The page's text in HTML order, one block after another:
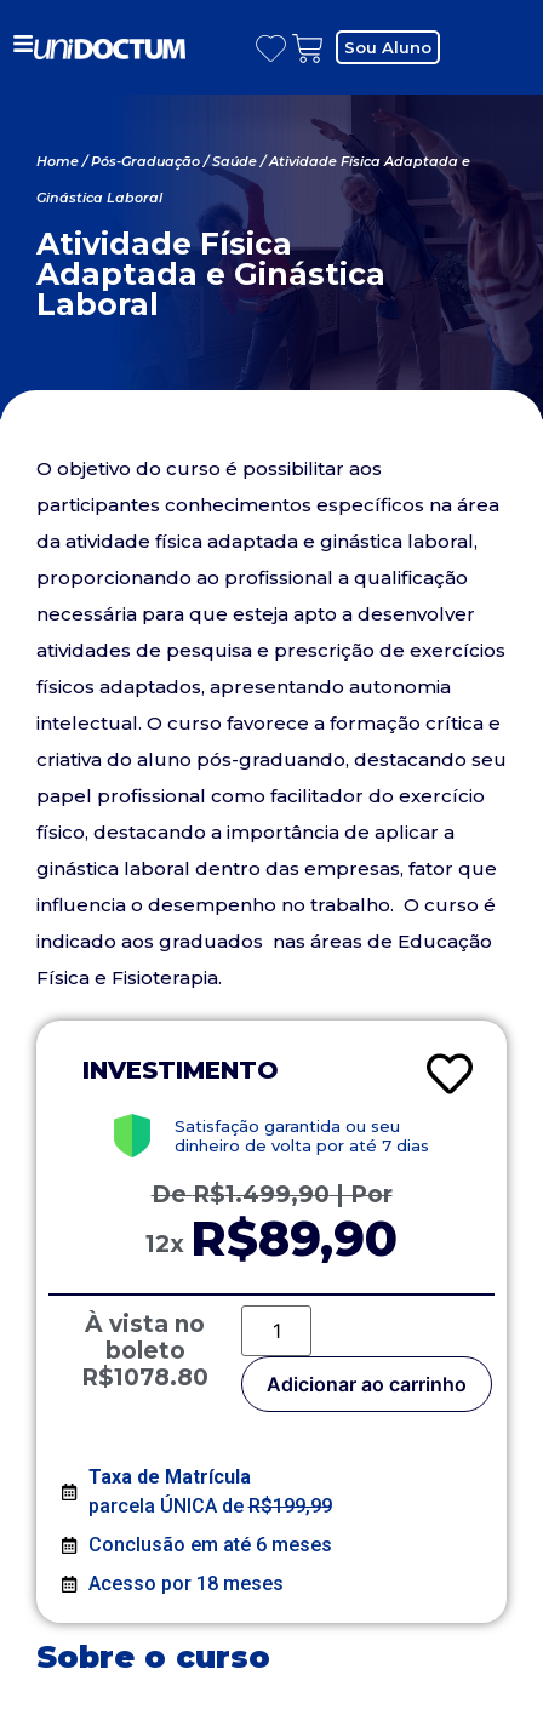
Sou Aluno
Home/Pós-Graduação/Saúde/ Atividade Física Adaptada e
Ginástica Laboral
Atividade Física
Adaptada e Ginástica
Laboral
O objetivo do curso é possibilitar aos
participantes conhecimentos específicos na área
da atividade física adaptada e ginástica laboral,
proporcionando ao profissional a qualificação
necessária para que esteja apto a desenvolver
atividades de pesquisa e prescrição de exercícios
físicos adaptados, apresentando autonomia
intelectual. O curso favorece a formação crítica e
criativa do aluno pós-graduando, destacando seu
papel profissional como facilitador do exercício
físico, destacando a importância de aplicar a
ginástica laboral dentro das empresas, fator que
influencia o desempenho no trabalho. O curso é
indicado aos graduados nas áreas de Educação
Física e Fisioterapia.
INVESTIMENTO
Satisfação garantida ou seu
dinheiro de volta por até 7 dias
DeR$1.499,90| Por
12x R$89,90
À vista no
boleto
R$1078.80
Adicionar ao carrinho
Taxa de Matrícula
parcela ÚNICA deR$199,99
Conclusão em até 6 meses
Acesso por 18 meses
Sobre o curso